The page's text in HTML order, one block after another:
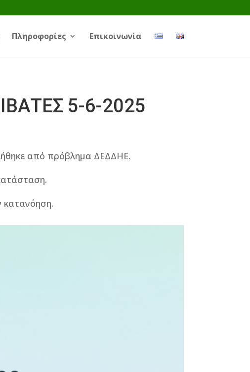
Πληροφορίες Επικοινωνία
5-6-2025
από πρόβλημα ΔΕΔΔΗΕ.
κατανόηση.